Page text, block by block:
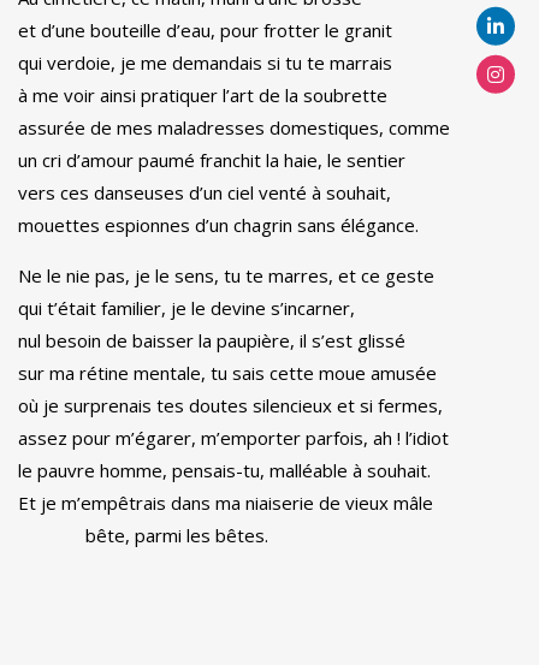
et d’une bouteille d’eau, pour frotter le granit
qui verdoie, je me demandais si tu te marrais
à me voir ainsi pratiquer l’art de la soubrette
assurée de mes maladresses domestiques, comme
un cri d’amour paumé franchit la haie, le sentier
vers ces danseuses d’un ciel venté à souhait,
mouettes espionnes d’un chagrin sans élégance.
Ne le nie pas, je le sens, tu te marres, et ce geste
qui t’était familier, je le devine s’incarner,
nul besoin de baisser la paupière, il s’est glissé
sur ma rétine mentale, tu sais cette moue amusée
où je surprenais tes doutes silencieux et si fermes,
assez pour m’égarer, m’emporter parfois, ah ! l’idiot
le pauvre homme, pensais-tu, malléable à souhait.
Et je m’empêtrais dans ma niaiserie de vieux mâle
bête, parmi les bêtes.